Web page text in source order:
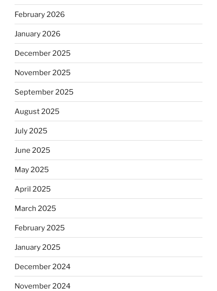
February 2026
January 2026
December 2025
November 2025
September 2025
August 2025
July 2025
June 2025
May 2025
April 2025
March 2025
February 2025
January 2025
December 2024
November 2024